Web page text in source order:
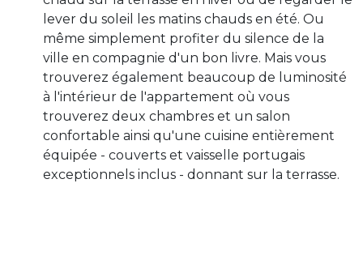
lever du soleil les matins chauds en été. Ou
même simplement profiter du silence de la
ville en compagnie d'un bon livre. Mais vous
trouverez également beaucoup de luminosité
à l'intérieur de l'appartement où vous
trouverez deux chambres et un salon
confortable ainsi qu'une cuisine entièrement
équipée - couverts et vaisselle portugais
exceptionnels inclus - donnant sur la terrasse.